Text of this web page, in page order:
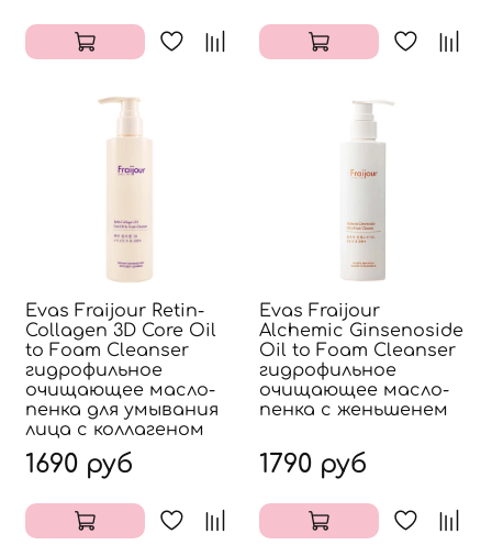
Evas Fraijour Retin-
Collagen 3D Core Oil
to Foam Cleanser
гидрофильное
очищающее масло-
пенка для умывания
лица с коллагеном
1690 руб
Evas Fraijour
Alchemic Ginsenoside
Oil to Foam Cleanser
гидрофильное
очищающее масло-
пенка с женьшенем
1790 руб